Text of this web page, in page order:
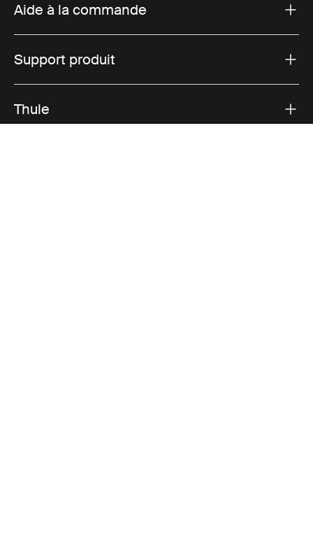
Aide à la commande
Support produit
Thule